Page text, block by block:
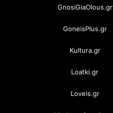
GnosiGiaOlous.gr
GoneisPlus.gr
Kultura.gr
Loatki.gr
Loveis.gr